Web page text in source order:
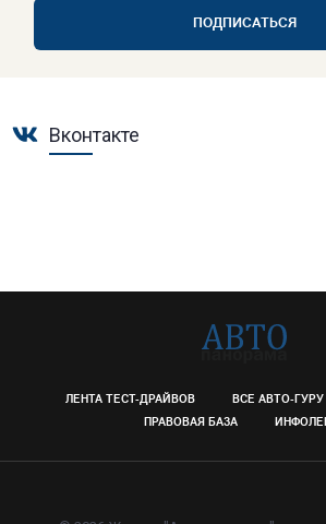
ПОДПИСАТЬСЯ
Вконтакте
ЛЕНТА ТЕСТ-ДРАЙВОВ ВСЕ АВТО-ГУРУ
ПРАВОВАЯ БАЗА